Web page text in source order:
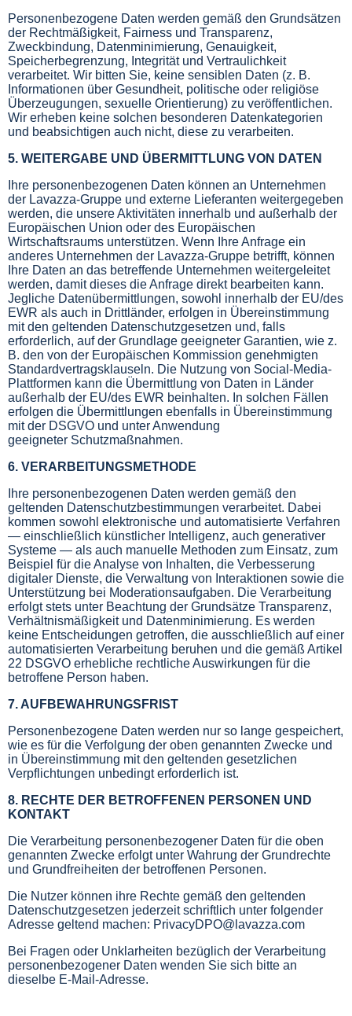
Personenbezogene Daten werden gemäß den Grundsätzen
der Rechtmäßigkeit, Fairness und Transparenz,
Zweckbindung, Datenminimierung, Genauigkeit,
Speicherbegrenzung, Integrität und Vertraulichkeit
verarbeitet. Wir bitten Sie, keine sensiblen Daten (z. B.
Informationen über Gesundheit, politische oder religiöse
Überzeugungen, sexuelle Orientierung) zu veröffentlichen.
Wir erheben keine solchen besonderen Datenkategorien
und beabsichtigen auch nicht, diese zu verarbeiten.
5. WEITERGABE UND ÜBERMITTLUNG VON DATEN
Ihre personenbezogenen Daten können an Unternehmen
der Lavazza-Gruppe und externe Lieferanten weitergegeben
werden, die unsere Aktivitäten innerhalb und außerhalb der
Europäischen Union oder des Europäischen
Wirtschaftsraums unterstützen. Wenn Ihre Anfrage ein
anderes Unternehmen der Lavazza-Gruppe betrifft, können
Ihre Daten an das betreffende Unternehmen weitergeleitet
werden, damit dieses die Anfrage direkt bearbeiten kann.
Jegliche Datenübermittlungen, sowohl innerhalb der EU/des
EWR als auch in Drittländer, erfolgen in Übereinstimmung
mit den geltenden Datenschutzgesetzen und, falls
erforderlich, auf der Grundlage geeigneter Garantien, wie z.
B. den von der Europäischen Kommission genehmigten
Standardvertragsklauseln. Die Nutzung von Social-Media-
Plattformen kann die Übermittlung von Daten in Länder
außerhalb der EU/des EWR beinhalten. In solchen Fällen
erfolgen die Übermittlungen ebenfalls in Übereinstimmung
mit der DSGVO und unter Anwendung
geeigneter Schutzmaßnahmen.
6. VERARBEITUNGSMETHODE
Ihre personenbezogenen Daten werden gemäß den
geltenden Datenschutzbestimmungen verarbeitet. Dabei
kommen sowohl elektronische und automatisierte Verfahren
— einschließlich künstlicher Intelligenz, auch generativer
Systeme — als auch manuelle Methoden zum Einsatz, zum
Beispiel für die Analyse von Inhalten, die Verbesserung
digitaler Dienste, die Verwaltung von Interaktionen sowie die
Unterstützung bei Moderationsaufgaben. Die Verarbeitung
erfolgt stets unter Beachtung der Grundsätze Transparenz,
Verhältnismäßigkeit und Datenminimierung. Es werden
keine Entscheidungen getroffen, die ausschließlich auf einer
automatisierten Verarbeitung beruhen und die gemäß Artikel
22 DSGVO erhebliche rechtliche Auswirkungen für die
betroffene Person haben.
7. AUFBEWAHRUNGSFRIST
Personenbezogene Daten werden nur so lange gespeichert,
wie es für die Verfolgung der oben genannten Zwecke und
in Übereinstimmung mit den geltenden gesetzlichen
Verpflichtungen unbedingt erforderlich ist.
8. RECHTE DER BETROFFENEN PERSONEN UND
KONTAKT
Die Verarbeitung personenbezogener Daten für die oben
genannten Zwecke erfolgt unter Wahrung der Grundrechte
und Grundfreiheiten der betroffenen Personen.
Die Nutzer können ihre Rechte gemäß den geltenden
Datenschutzgesetzen jederzeit schriftlich unter folgender
Adresse geltend machen: PrivacyDPO@lavazza.com
Bei Fragen oder Unklarheiten bezüglich der Verarbeitung
personenbezogener Daten wenden Sie sich bitte an
dieselbe E-Mail-Adresse.